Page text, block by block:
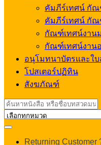
คัมภีร์เทศน์ กั
คัมภีร์เทศน์ กัณ
กัณฑ์เทศน์งาน
กัณฑ์เทศน์งาน
อนุโมทนาบัตรและใ
โปสเตอร์ปฏิทิน
สังฆภัณฑ์
Search
for:
Returning Customer